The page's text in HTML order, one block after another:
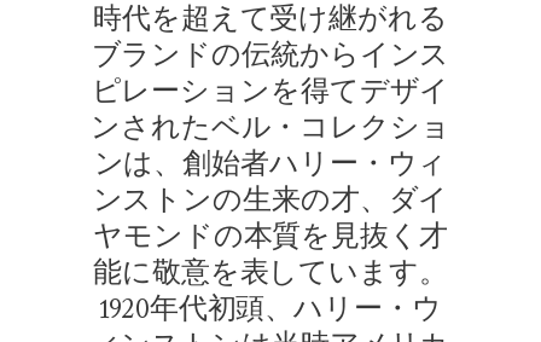
時代を超えて受け継がれる
ブランドの伝統からインス
ピレーションを得てデザイ
ンされたベル・コレクショ
ンは、創始者ハリー・ウィ
ンストンの生来の才、ダイ
ヤモンドの本質を見抜く才
能に敬意を表しています。
1920年代初頭、ハリー・ウ